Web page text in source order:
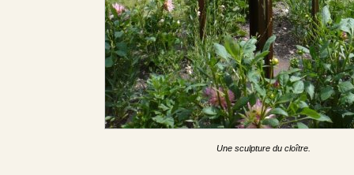
Une sculpture du cloître.